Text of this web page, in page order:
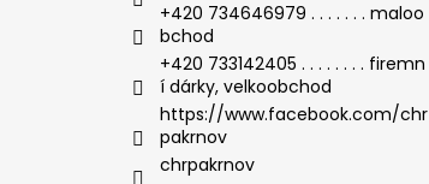
+420 734646979 . . . . . . . maloo
bchod
+420 733142405 . . . . . . . . firemn
í dárky, velkoobchod
https://www.facebook.com/chr
pakrnov
chrpakrnov